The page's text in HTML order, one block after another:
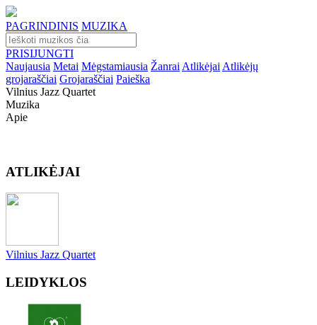
PAGRINDINIS MUZIKA
PRISIJUNGTI
Naujausia Metai Mėgstamiausia Žanrai Atlikėjai Atlikėjų
grojaraščiai Grojaraščiai Paieška
Vilnius Jazz Quartet
Muzika
Apie
ATLIKĖJAI
Vilnius Jazz Quartet
LEIDYKLOS